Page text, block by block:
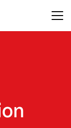
Main